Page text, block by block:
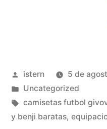
Publicado
por
istern
5 de
Publicado
en
Uncategorized
Etiquetas:
camisetas futbol
y benji baratas,